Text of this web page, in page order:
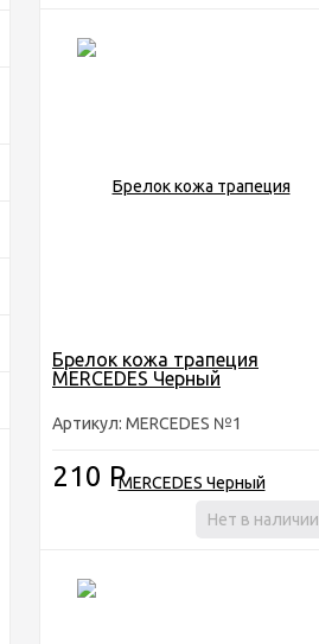
Брелок кожа трапеция
MERCEDES Черный
Артикул: MERCEDES №1
210 Р
Нет в наличии